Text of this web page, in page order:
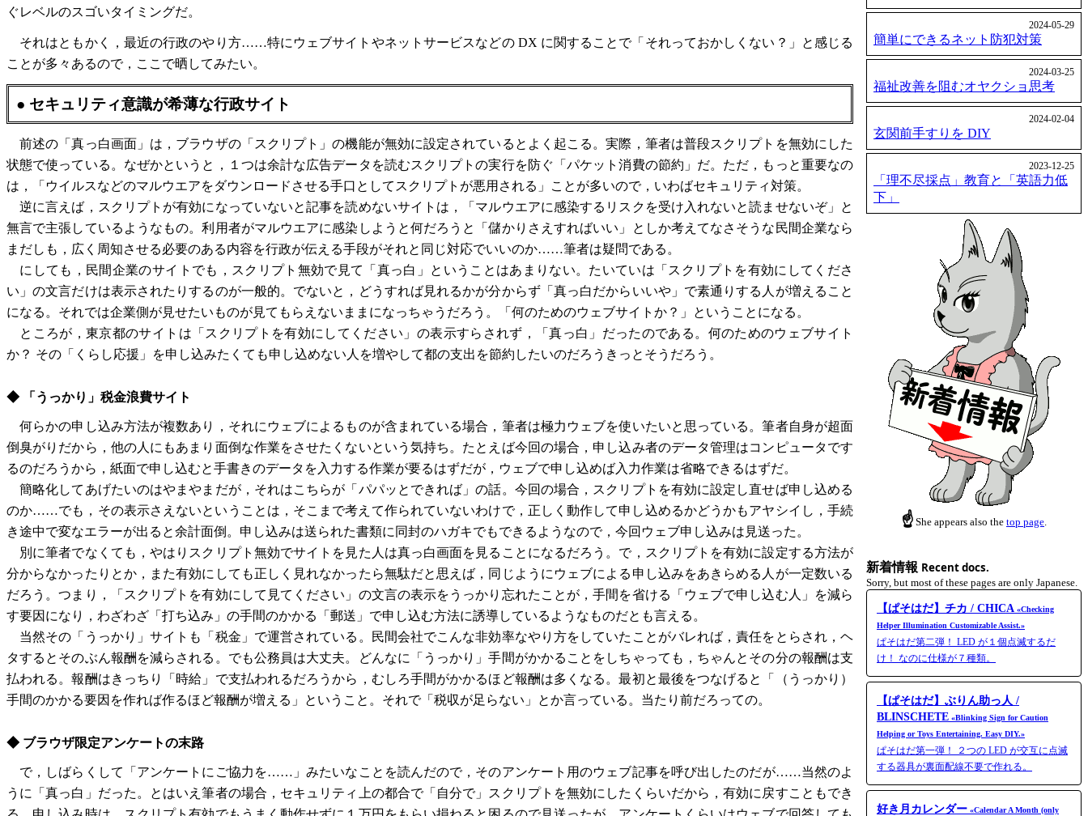
2024-05-29
簡単にできるネット防犯対策
2024-03-25
福祉改善を阻むオヤクショ思考
2024-02-04
玄関前手すりを DIY
2023-12-25
「理不尽採点」教育と「英語力低
下」
☝ She appears also the top page.
新着情報 Recent docs.
Sorry, but most of these pages are only Japanese.
【ぱそはだ】チカ / CHICA «Checking
Helper Illumination Customizable Assist.»
ぱそはだ第二弾！ LED が１個点滅するだ
け！ なのに仕様が７種類。
【ぱそはだ】ぶりん助っ人 /
BLINSCHETE «Blinking Sign for Caution
Helping or Toys Entertaining. Easy DIY.»
ぱそはだ第一弾！ ２つの LED が交互に点滅
する器具が裏面配線不要で作れる。
好き月カレンダー «Calendar A Month (only
ぐレベルのスゴいタイミングだ。
それはともかく，最近の行政のやり方……特にウェブサイトやネットサービスなどの DX に関することで「それっておかしくない？」と感じる
ことが多々あるので，ここで晒してみたい。
● セキュリティ意識が希薄な行政サイト
前述の「真っ白画面」は，ブラウザの「スクリプト」の機能が無効に設定されているとよく起こる。実際，筆者は普段スクリプトを無効にした
状態で使っている。なぜかというと，１つは余計な広告データを読むスクリプトの実行を防ぐ「パケット消費の節約」だ。ただ，もっと重要なの
は，「ウイルスなどのマルウエアをダウンロードさせる手口としてスクリプトが悪用される」ことが多いので，いわばセキュリティ対策。
逆に言えば，スクリプトが有効になっていないと記事を読めないサイトは，「マルウエアに感染するリスクを受け入れないと読ませないぞ」と
無言で主張しているようなもの。利用者がマルウエアに感染しようと何だろうと「儲かりさえすればいい」としか考えてなさそうな民間企業なら
まだしも，広く周知させる必要のある内容を行政が伝える手段がそれと同じ対応でいいのか……筆者は疑問である。
にしても，民間企業のサイトでも，スクリプト無効で見て「真っ白」ということはあまりない。たいていは「スクリプトを有効にしてくださ
い」の文言だけは表示されたりするのが一般的。でないと，どうすれば見れるかが分からず「真っ白だからいいや」で素通りする人が増えること
になる。それでは企業側が見せたいものが見てもらえないままになっちゃうだろう。「何のためのウェブサイトか？」ということになる。
ところが，東京都のサイトは「スクリプトを有効にしてください」の表示すらされず，「真っ白」だったのである。何のためのウェブサイト
か？ その「くらし応援」を申し込みたくても申し込めない人を増やして都の支出を節約したいのだろうきっとそうだろう。
◆ 「うっかり」税金浪費サイト
何らかの申し込み方法が複数あり，それにウェブによるものが含まれている場合，筆者は極力ウェブを使いたいと思っている。筆者自身が超面
倒臭がりだから，他の人にもあまり面倒な作業をさせたくないという気持ち。たとえば今回の場合，申し込み者のデータ管理はコンピュータです
るのだろうから，紙面で申し込むと手書きのデータを入力する作業が要るはずだが，ウェブで申し込めば入力作業は省略できるはずだ。
簡略化してあげたいのはやまやまだが，それはこちらが「パパッとできれば」の話。今回の場合，スクリプトを有効に設定し直せば申し込める
のか……でも，その表示さえないということは，そこまで考えて作られていないわけで，正しく動作して申し込めるかどうかもアヤシイし，手続
き途中で変なエラーが出ると余計面倒。申し込みは送られた書類に同封のハガキでもできるようなので，今回ウェブ申し込みは見送った。
別に筆者でなくても，やはりスクリプト無効でサイトを見た人は真っ白画面を見ることになるだろう。で，スクリプトを有効に設定する方法が
分からなかったりとか，また有効にしても正しく見れなかったら無駄だと思えば，同じようにウェブによる申し込みをあきらめる人が一定数いる
だろう。つまり，「スクリプトを有効にして見てください」の文言の表示をうっかり忘れたことが，手間を省ける「ウェブで申し込む人」を減ら
す要因になり，わざわざ「打ち込み」の手間のかかる「郵送」で申し込む方法に誘導しているようなものだとも言える。
当然その「うっかり」サイトも「税金」で運営されている。民間会社でこんな非効率なやり方をしていたことがバレれば，責任をとらされ，ヘ
タするとそのぶん報酬を減らされる。でも公務員は大丈夫。どんなに「うっかり」手間がかかることをしちゃっても，ちゃんとその分の報酬は支
払われる。報酬はきっちり「時給」で支払われるだろうから，むしろ手間がかかるほど報酬は多くなる。最初と最後をつなげると「（うっかり）
手間のかかる要因を作れば作るほど報酬が増える」ということ。それで「税収が足らない」とか言っている。当たり前だろっての。
◆ ブラウザ限定アンケートの末路
で，しばらくして「アンケートにご協力を……」みたいなことを読んだので，そのアンケート用のウェブ記事を呼び出したのだが……当然のよ
うに「真っ白」だった。とはいえ筆者の場合，セキュリティ上の都合で「自分で」スクリプトを無効にしたくらいだから，有効に戻すこともでき